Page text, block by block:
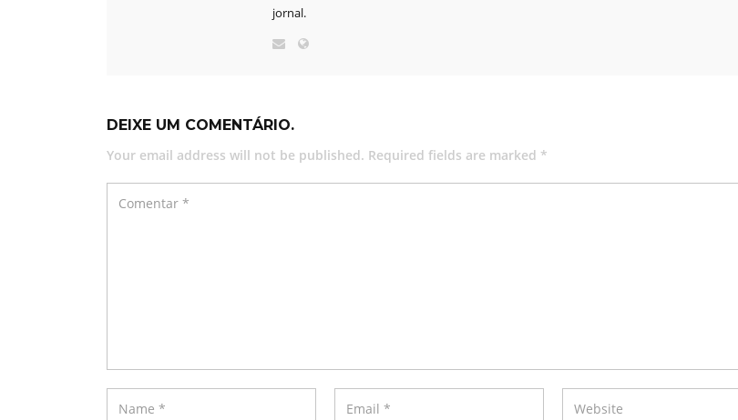
jornal.
DEIXE UM COMENTÁRIO.
Your email address will not be published. Required fields are marked *